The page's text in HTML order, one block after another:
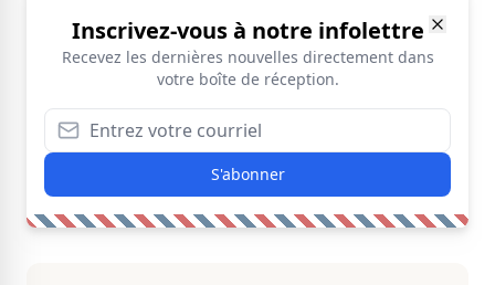
Inscrivez-vous à notre infolettre
Recevez les dernières nouvelles directement dans
votre boîte de réception.
S'abonner